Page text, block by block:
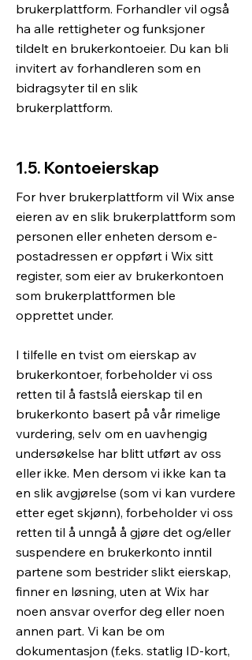
brukerplattform. Forhandler vil også
ha alle rettigheter og funksjoner
tildelt en brukerkontoeier. Du kan bli
invitert av forhandleren som en
bidragsyter til en slik
brukerplattform.
1.5. Kontoeierskap
For hver brukerplattform vil Wix anse
eieren av en slik brukerplattform som
personen eller enheten dersom e-
postadressen er oppført i Wix sitt
register, som eier av brukerkontoen
som brukerplattformen ble
opprettet under.
​I tilfelle en tvist om eierskap av
brukerkontoer, forbeholder vi oss
retten til å fastslå eierskap til en
brukerkonto basert på vår rimelige
vurdering, selv om en uavhengig
undersøkelse har blitt utført av oss
eller ikke. Men dersom vi ikke kan ta
en slik avgjørelse (som vi kan vurdere
etter eget skjønn), forbeholder vi oss
retten til å unngå å gjøre det og/eller
suspendere en brukerkonto inntil
partene som bestrider slikt eierskap,
finner en løsning, uten at Wix har
noen ansvar overfor deg eller noen
annen part. Vi kan be om
dokumentasjon (f.eks. statlig ID-kort,